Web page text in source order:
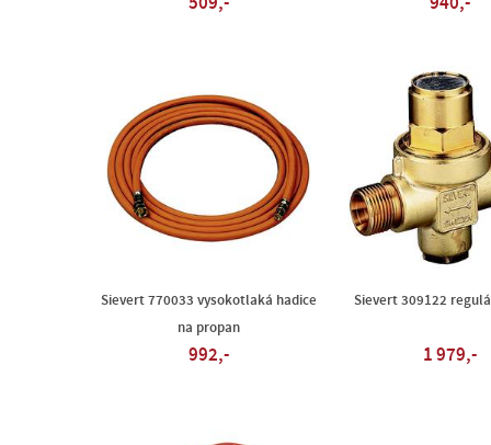
Sievert 770033 vysokotlaká hadice
na propan
992,-
Sievert 309122
1 979,-